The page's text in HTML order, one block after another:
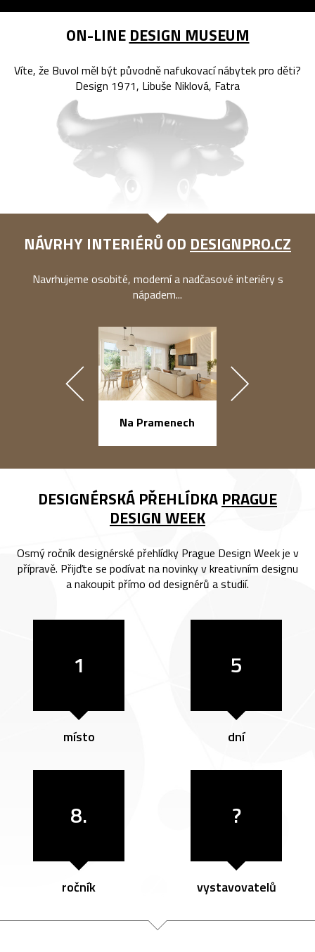
ON-LINE DESIGN MUSEUM
Víte, že Buvol měl být původně nafukovací nábytek pro děti?
Design 1971, Libuše Niklová, Fatra
NÁVRHY INTERIÉRŮ OD DESIGNPRO.CZ
Navrhujeme osobité, moderní a nadčasové interiéry s
nápadem...
Na Pramenech
DESIGNÉRSKÁ PŘEHLÍDKA PRAGUE
DESIGN WEEK
Osmý ročník designérské přehlídky Prague Design Week je v
přípravě. Přijďte se podívat na novinky v kreativním designu
a nakoupit přímo od designérů a studií.
1
místo
5
dní
8.
ročník
?
vystavovatelů